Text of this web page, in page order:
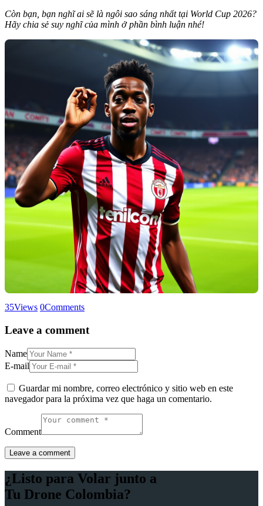
Còn bạn, bạn nghĩ ai sẽ là ngôi sao sáng nhất tại World Cup 2026?
Hãy chia sẻ suy nghĩ của mình ở phần bình luận nhé!
35Views 0Comments
Leave a comment
Name
E-mail
Guardar mi nombre, correo electrónico y sitio web en este
navegador para la próxima vez que haga un comentario.
Comment
¿Listo para Volar junto a
Tu Drone Colombia?